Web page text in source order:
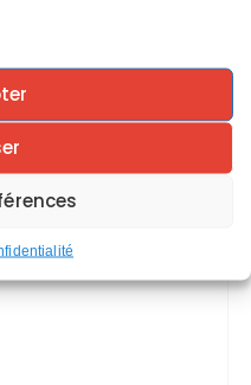
de la lutte
14